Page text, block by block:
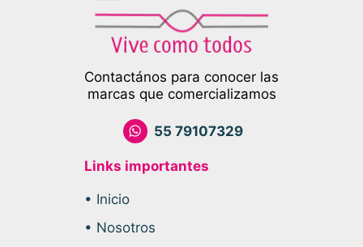
Contactános para conocer las
marcas que comercializamos
55 79107329
Links importantes
• Inicio
• Nosotros